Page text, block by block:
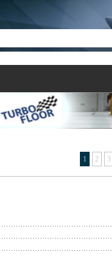
1 2 3